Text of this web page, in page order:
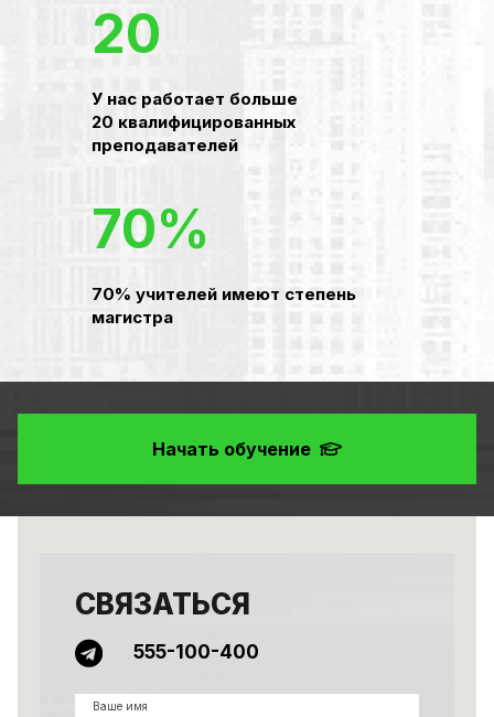
20
У нас работает больше
20 квалифицированных
преподавателей
70%
70% учителей имеют степень
магистра
Начать обучение
СВЯЗАТЬСЯ
555-100-400
Ваше имя